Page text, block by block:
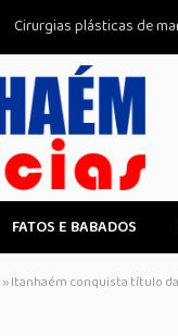
FATOS E BABADOS
»Itanhaém conquista título da